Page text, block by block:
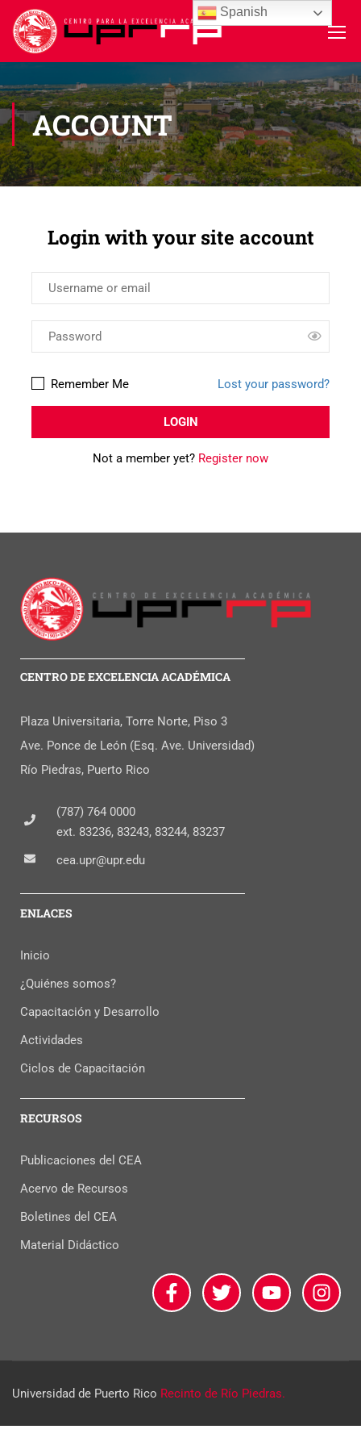
ACCOUNT
Login with your site account
Lost your password?
Remember Me
Not a member yet? Register now
CENTRO DE EXCELENCIA ACADÉMICA
Plaza Universitaria, Torre Norte, Piso 3
Ave. Ponce de León (Esq. Ave. Universidad)
Río Piedras, Puerto Rico
(787) 764 0000
ext. 83236, 83243, 83244, 83237
cea.upr@upr.edu
ENLACES
Inicio
¿Quiénes somos?
Capacitación y Desarrollo
Actividades
Ciclos de Capacitación
RECURSOS
Publicaciones del CEA
Acervo de Recursos
Boletines del CEA
Material Didáctico
Universidad de Puerto Rico Recinto de Río Piedras.
Spanish